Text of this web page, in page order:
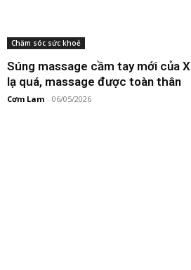
Chăm sóc sức khoẻ
Súng massage cầm tay mới của
lạ quá, massage được toàn thân
Cơm Lam - 06/05/2026